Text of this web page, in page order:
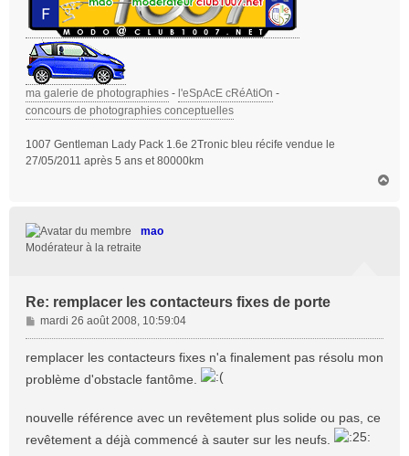
ma galerie de photographies - l'eSpAcE cRéAtiOn -
concours de photographies conceptuelles
1007 Gentleman Lady Pack 1.6e 2Tronic bleu récife vendue le
27/05/2011 après 5 ans et 80000km
mao
Modérateur à la retraite
Re: remplacer les contacteurs fixes de porte
M
e
a
e
mardi 26 août 2008, 10:59:04
remplacer les contacteurs fixes n'a finalement pas résolu mon
problème d'obstacle fantôme.
nouvelle référence avec un revêtement plus solide ou pas, ce
revêtement a déjà commencé à sauter sur les neufs.